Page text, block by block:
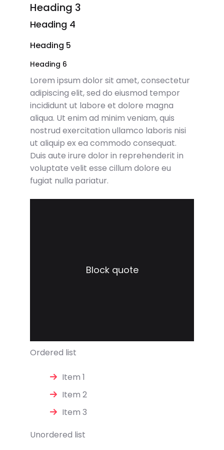
Heading 3
Heading 4
Heading 5
Heading 6
Lorem ipsum dolor sit amet, consectetur
adipiscing elit, sed do eiusmod tempor
incididunt ut labore et dolore magna
aliqua. Ut enim ad minim veniam, quis
nostrud exercitation ullamco laboris nisi
ut aliquip ex ea commodo consequat.
Duis aute irure dolor in reprehenderit in
voluptate velit esse cillum dolore eu
fugiat nulla pariatur.
Block quote
Ordered list
Item 1
Item 2
Item 3
Unordered list